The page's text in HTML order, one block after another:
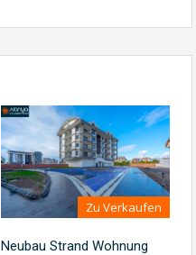
Zu Verkaufen
Neubau Strand Wohnung